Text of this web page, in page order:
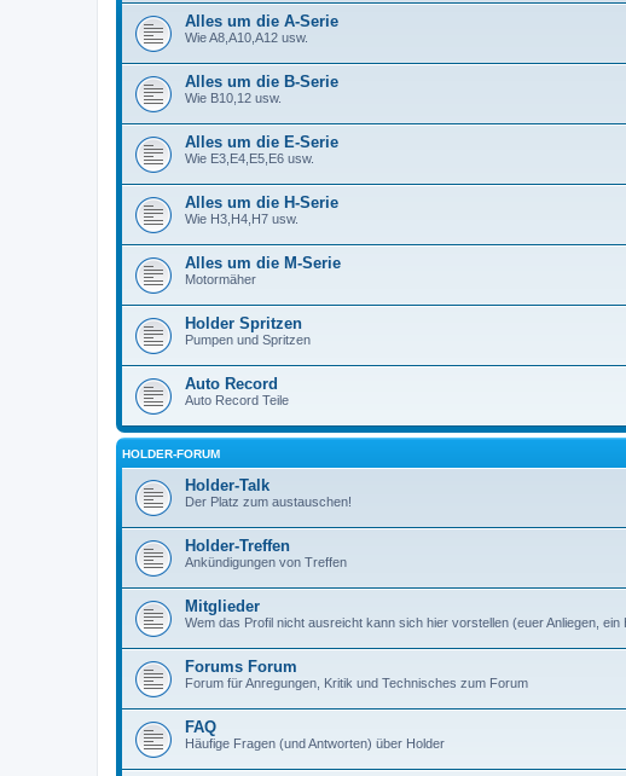
Alles um die A-Serie
Wie A8,A10,A12 usw.
Alles um die B-Serie
Wie B10,12 usw.
Alles um die E-Serie
Wie E3,E4,E5,E6 usw.
Alles um die H-Serie
Wie H3,H4,H7 usw.
Alles um die M-Serie
Motormäher
Holder Spritzen
Pumpen und Spritzen
Auto Record
Auto Record Teile
HOLDER-FORUM
Holder-Talk
Der Platz zum austauschen!
Holder-Treffen
Ankündigungen von Treffen
Mitglieder
Wem das Profil nicht ausreicht kann sich hier vorstellen (euer Anliegen, ein
Forums Forum
Forum für Anregungen, Kritik und Technisches zum Forum
FAQ
Häufige Fragen (und Antworten) über Holder